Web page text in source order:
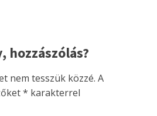
hozzászólás?
nem tesszük közzé. A
* karakterrel